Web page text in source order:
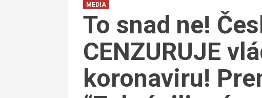
MEDIA
To snad ne!
CENZURUJE
koronaviru!